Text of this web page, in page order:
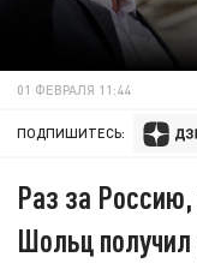
01 ФЕВРАЛЯ 11:44
ПОДПИШИТЕСЬ:
Раз за Россию,
Шольц